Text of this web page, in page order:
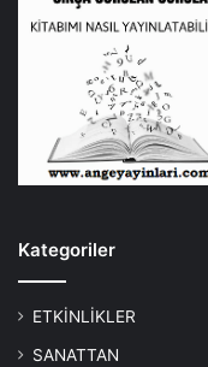
Kategoriler
ETKİNLİKLER
SANATTAN